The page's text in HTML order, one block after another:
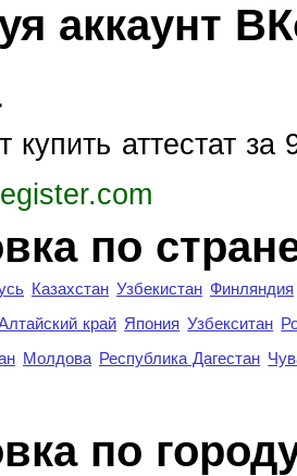
аккаунт
купить аттестат
по
Казахстан Узбекистан Финляндия
край Япония Узбекситан
Молдова Республика Дагестан
по